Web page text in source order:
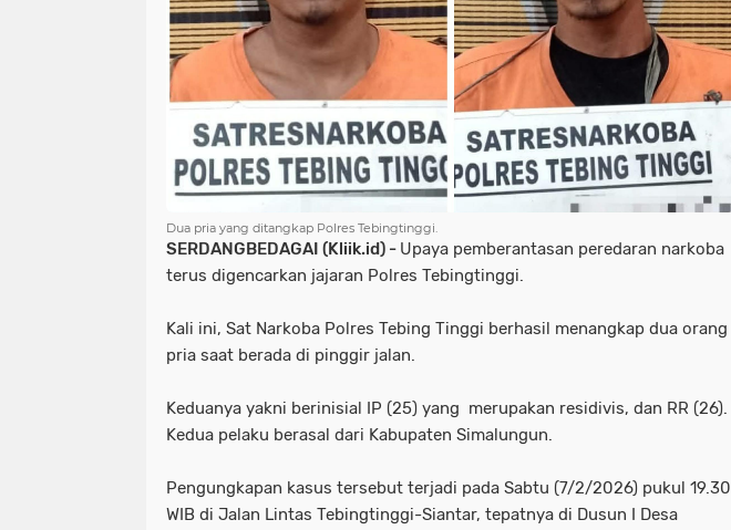
Dua pria yang ditangkap Polres Tebingtinggi.
SERDANGBEDAGAI (Kliik.id) - Upaya pemberantasan peredaran narkoba
terus digencarkan jajaran Polres Tebingtinggi.
Kali ini, Sat Narkoba Polres Tebing Tinggi berhasil menangkap dua orang
pria saat berada di pinggir jalan.
Keduanya yakni berinisial IP (25) yang merupakan residivis, dan RR (26).
Kedua pelaku berasal dari Kabupaten Simalungun.
Pengungkapan kasus tersebut terjadi pada Sabtu (7/2/2026) pukul 19.30
WIB di Jalan Lintas Tebingtinggi-Siantar, tepatnya di Dusun I Desa